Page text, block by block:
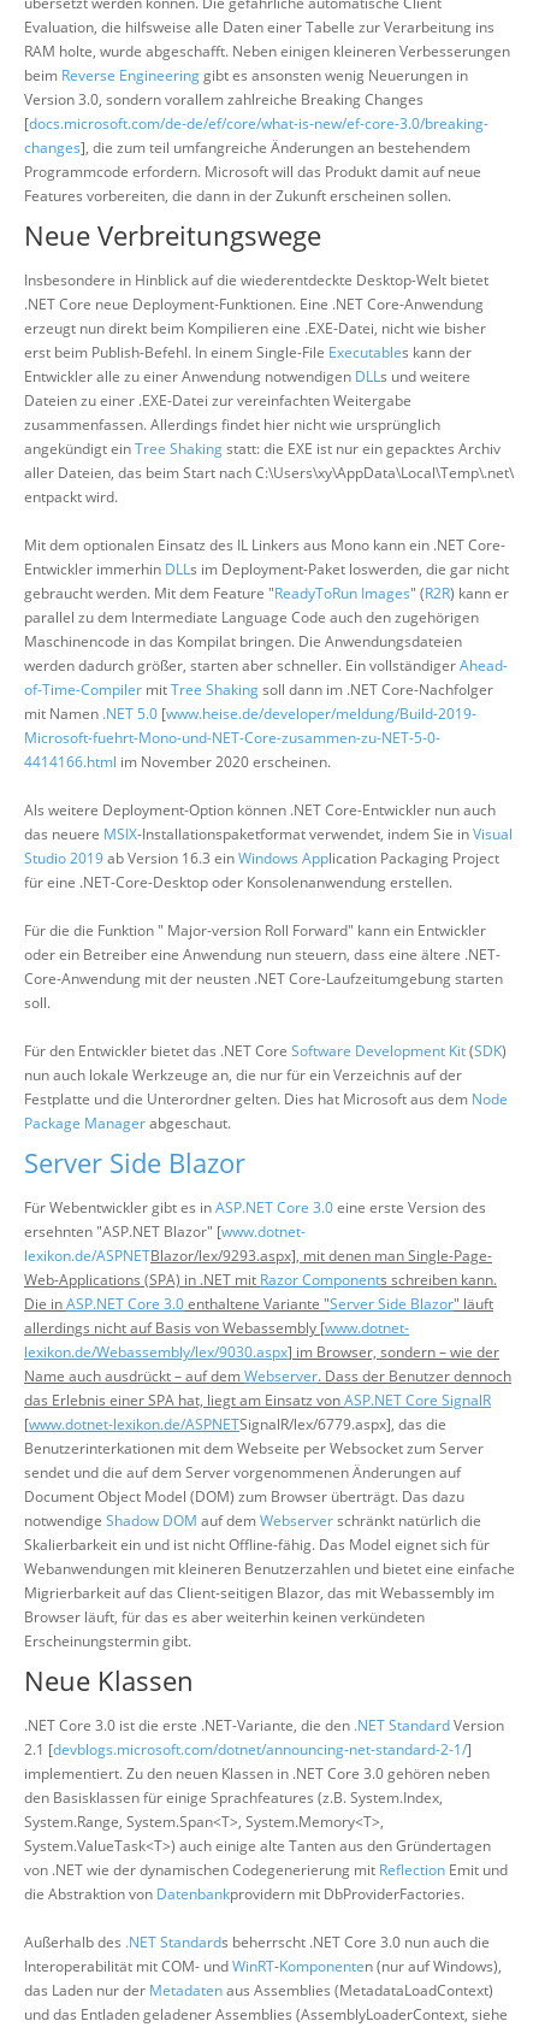
Evaluation, die hilfsweise alle Daten einer Tabelle zur Verarbeitung ins
RAM holte, wurde abgeschafft. Neben einigen kleineren Verbesserungen
beim Reverse Engineeringgibt es ansonsten wenig Neuerungen in
Version 3.0, sondern vorallem zahlreiche Breaking Changes
[docs.microsoft.com/de-de/ef/core/what-is-new/ef-core-3.0/breaking-
changes], die zum teil umfangreiche Änderungen an bestehendem
Programmcode erfordern. Microsoft will das Produkt damit auf neue
Features vorbereiten, die dann in der Zukunft erscheinen sollen.
Neue Verbreitungswege
Insbesondere in Hinblick auf die wiederentdeckte Desktop-Welt bietet
.NET Core neue Deployment-Funktionen. Eine .NET Core-Anwendung
erzeugt nun direkt beim Kompilieren eine .EXE-Datei, nicht wie bisher
erst beim Publish-Befehl. In einem Single-File Executables kann der
Entwickler alle zu einer Anwendung notwendigen DLLs und weitere
Dateien zu einer .EXE-Datei zur vereinfachten Weitergabe
zusammenfassen. Allerdings findet hier nicht wie ursprünglich
angekündigt einTree Shakingstatt: die EXE ist nur ein gepacktes Archiv
aller Dateien, das beim Start nach C:\Users\xy\AppData\Local\Temp\.net\
entpackt wird.
Mit dem optionalen Einsatz des IL Linkers aus Mono kann ein .NET Core-
Entwickler immerhin DLLs im Deployment-Paket loswerden, die gar nicht
gebraucht werden. Mit dem Feature "ReadyToRun Images" (R2R) kann er
parallel zu dem Intermediate Language Code auch den zugehörigen
Maschinencode in das Kompilat bringen. Die Anwendungsdateien
werden dadurch größer, starten aber schneller. Ein vollständigerAhead-
of-Time-Compiler mitTree Shakingsoll dann im .NET Core-Nachfolger
mit Namen .NET 5.0 [www.heise.de/developer/meldung/Build-2019-
Microsoft-fuehrt-Mono-und-NET-Core-zusammen-zu-NET-5-0-
4414166.html im November 2020 erscheinen.
Als weitere Deployment-Option können .NET Core-Entwickler nun auch
das neuere MSIX-Installationspaketformat verwendet, indem Sie inVisual
Studio 2019ab Version 16.3 einWindows Application Packaging Project
für eine .NET-Core-Desktop oder Konsolenanwendung erstellen.
Für die die Funktion " Major-version Roll Forward" kann ein Entwickler
oder ein Betreiber eine Anwendung nun steuern, dass eine ältere .NET-
Core-Anwendung mit der neusten .NET Core-Laufzeitumgebung starten
soll.
Für den Entwickler bietet das .NET Core Software Development Kit(SDK)
nun auch lokale Werkzeuge an, die nur für ein Verzeichnis auf der
Festplatte und die Unterordner gelten. Dies hat Microsoft aus dem Node
Package Managerabgeschaut.
Server Side Blazor
Für Webentwickler gibt es inASP.NET Core 3.0eine erste Version des
ersehnten "ASP.NET Blazor" [www.dotnet-
lexikon.de/ASPNETBlazor/lex/9293.aspx], mit denen man Single-Page-
Web-Applications (SPA) in .NET mit Razor Components schreiben kann.
Die inASP.NET Core 3.0enthaltene Variante "Server Side Blazor" läuft
allerdings nicht auf Basis von Webassembly [www.dotnet-
lexikon.de/Webassembly/lex/9030.aspx] im Browser, sondern – wie der
Name auch ausdrückt – auf demWebserver. Dass der Benutzer dennoch
das Erlebnis einer SPA hat, liegt am Einsatz vonASP.NET Core SignalR
[www.dotnet-lexikon.de/ASPNETSignalR/lex/6779.aspx], das die
Benutzerinterkationen mit dem Webseite per Websocket zum Server
sendet und die auf dem Server vorgenommenen Änderungen auf
Document Object Model (DOM) zum Browser überträgt. Das dazu
notwendige Shadow DOM auf demWebserverschränkt natürlich die
Skalierbarkeit ein und ist nicht Offline-fähig. Das Model eignet sich für
Webanwendungen mit kleineren Benutzerzahlen und bietet eine einfache
Migrierbarkeit auf das Client-seitigen Blazor, das mit Webassembly im
Browser läuft, für das es aber weiterhin keinen verkündeten
Erscheinungstermin gibt.
Neue Klassen
.NET Core 3.0 ist die erste .NET-Variante, die den .NET StandardVersion
2.1 [devblogs.microsoft.com/dotnet/announcing-net-standard-2-1/]
implementiert. Zu den neuen Klassen in .NET Core 3.0 gehören neben
den Basisklassen für einige Sprachfeatures (z.B. System.Index,
System.Range, System.Span<T>, System.Memory<T>,
System.ValueTask<T>) auch einige alte Tanten aus den Gründertagen
von .NET wie der dynamischen Codegenerierung mit Reflection Emit und
die Abstraktion von Datenbankprovidern mit DbProviderFactories.
Außerhalb des .NET Standards beherrscht .NET Core 3.0 nun auch die
Interoperabilität mit COM- undWinRT-Komponenten (nur auf Windows),
das Laden nur der Metadatenaus Assemblies (MetadataLoadContext)
und das Entladen geladener Assemblies (AssemblyLoaderContext, siehe